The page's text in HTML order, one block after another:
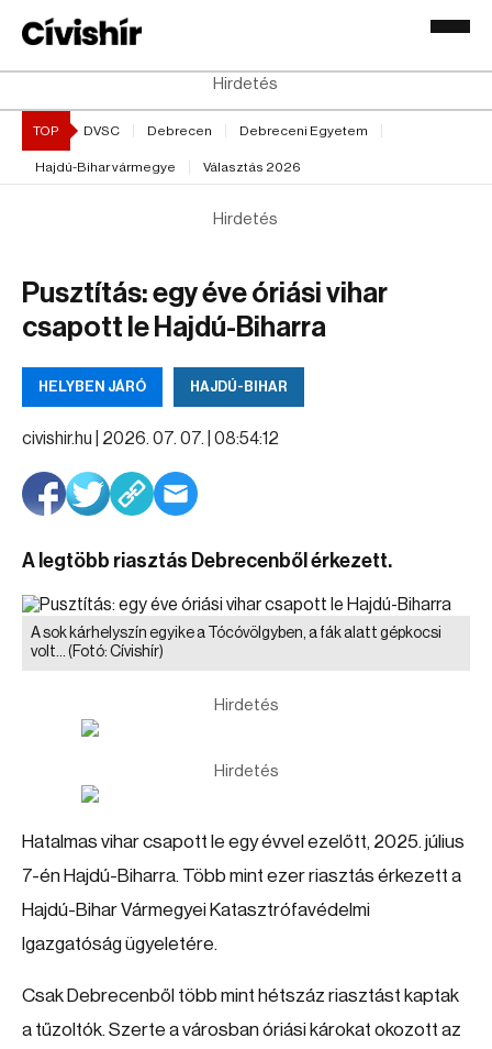
Hirdetés
TOP DVSC Debrecen Debreceni Egyetem
Hajdú-Bihar vármegye Választás 2026
Hirdetés
Pusztítás: egy éve óriási vihar
csapott le Hajdú-Biharra
HELYBEN JÁRÓ HAJDÚ-BIHAR
civishir.hu | 2026. 07. 07. | 08:54:12
A legtöbb riasztás Debrecenből érkezett.
A sok kárhelyszín egyike a Tócóvölgyben, a fák alatt gépkocsi
volt… (Fotó: Cívishír)
Hirdetés
Hirdetés
Hatalmas vihar csapott le egy évvel ezelőtt, 2025. július
7-én Hajdú-Biharra. Több mint ezer riasztás érkezett a
Hajdú-Bihar Vármegyei Katasztrófavédelmi
Igazgatóság ügyeletére.
Csak Debrecenből több mint hétszáz riasztást kaptak
a tűzoltók. Szerte a városban óriási károkat okozott az